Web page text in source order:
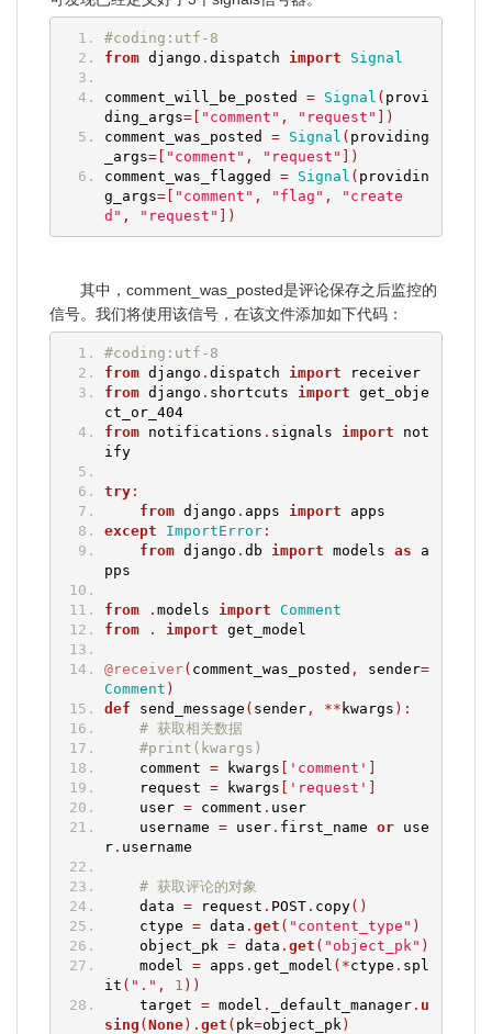
#coding:utf-8
from django . dispatch import Signal
comment_will_be_posted = Signal ( provi
ding_args=[ "comment" , "request" ])
comment_was_posted = Signal ( providing
_args=[ "comment" , "request" ])
comment_was_flagged = Signal ( providin
g_args=[ "comment" , "flag" ,
"create
d" , "request" ])
其中，comment_was_posted是评论保存之后监控的
信号。我们将使用该信号，在该文件添加如下代码：
#coding:utf-8
from django . dispatch import receiver
from django . shortcuts import get_obje
ct_or_404
from notifications . signals import not
ify
try:
from django . apps import apps
except
ImportError:
from django . db import models as a
pps
from . models import Comment
from
. import get_model
@receiver( comment_was_posted , sender=
Comment )
def send_message ( sender, ** kwargs ):
# 获取相关数据
#print(kwargs)
comment = kwargs [ 'comment' ]
request = kwargs [ 'request' ]
user = comment . user
username = user. first_name or use
r. username
# 获取评论的对象
data = request . POST. copy()
ctype = data . get ( "content_type" )
object_pk = data . get ( "object_pk" )
model = apps . get_model (*ctype . spl
it ( "." , 1 ))
target = model . _default_manager. u
sing (None). get ( pk=object_pk )